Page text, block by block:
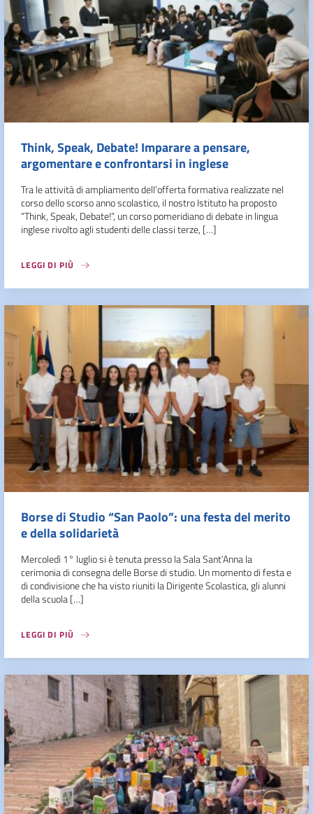
Think, Speak, Debate! Imparare a pensare,
argomentare e confrontarsi in inglese
Tra le attività di ampliamento dell’offerta formativa realizzate nel
corso dello scorso anno scolastico, il nostro Istituto ha proposto
“Think, Speak, Debate!”, un corso pomeridiano di debate in lingua
inglese rivolto agli studenti delle classi terze, […]
LEGGI DI PIÙ
Borse di Studio “San Paolo”: una festa del merito
e della solidarietà
Mercoledì 1° luglio si è tenuta presso la Sala Sant’Anna la
cerimonia di consegna delle Borse di studio. Un momento di festa e
di condivisione che ha visto riuniti la Dirigente Scolastica, gli alunni
della scuola […]
LEGGI DI PIÙ